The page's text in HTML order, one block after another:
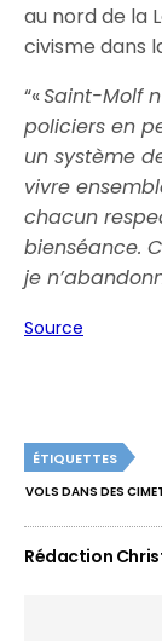
au nord de la
civisme dans
“«Saint-Molf
policiers en
un système
vivre
chacun
bienséance.
je
Source
ÉTIQUETTES
VOLS DANS DES
Rédaction